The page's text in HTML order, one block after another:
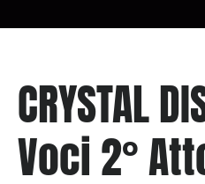
CRYSTAL
Voci 2°